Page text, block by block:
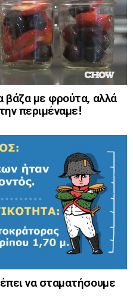
βάζα με φρούτα, αλλά
περιμέναμε!
να σταματήσουμε